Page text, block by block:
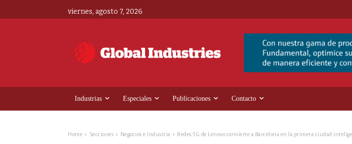
viernes, agosto 7, 2026
Industrias Especiales Publicaciones Contacto
Home Secciones Negocios e Industria Redes 5G de Lenovo convierte a Barcelona en la primera ciudad